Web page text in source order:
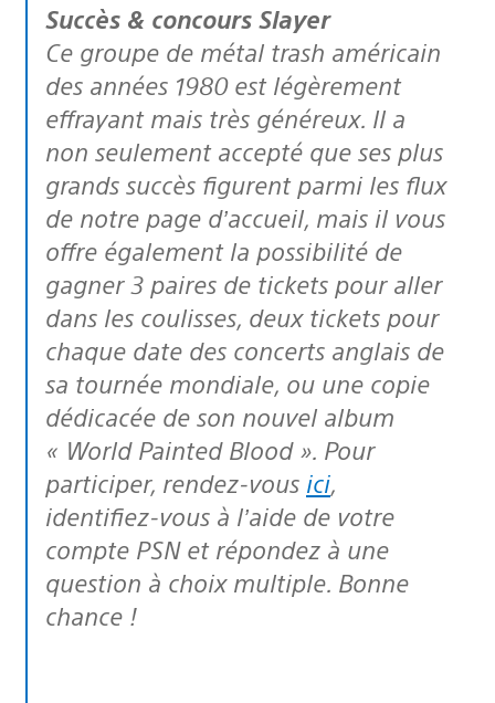
Succès & concours Slayer
Ce groupe de métal trash américain
des années 1980 est légèrement
effrayant mais très généreux. Il a
non seulement accepté que ses plus
grands succès figurent parmi les flux
de notre page d’accueil, mais il vous
offre également la possibilité de
gagner 3 paires de tickets pour aller
dans les coulisses, deux tickets pour
chaque date des concerts anglais de
sa tournée mondiale, ou une copie
dédicacée de son nouvel album
« World Painted Blood ». Pour
participer, rendez-vous ici,
identifiez-vous à l’aide de votre
compte PSN et répondez à une
question à choix multiple. Bonne
chance !